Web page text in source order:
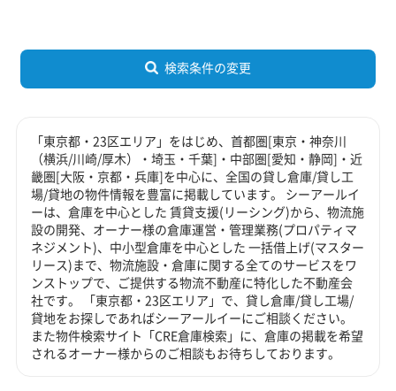
検索条件の変更
「東京都・23区エリア」をはじめ、首都圏[東京・神奈川
（横浜/川崎/厚木）・埼玉・千葉]・中部圏[愛知・静岡]・近
畿圏[大阪・京都・兵庫]を中心に、全国の貸し倉庫/貸し工
場/貸地の物件情報を豊富に掲載しています。 シーアールイ
ーは、倉庫を中心とした 賃貸支援(リーシング)から、物流施
設の開発、オーナー様の倉庫運営・管理業務(プロパティマ
ネジメント)、中小型倉庫を中心とした 一括借上げ(マスター
リース)まで、物流施設・倉庫に関する全てのサービスをワ
ンストップで、ご提供する物流不動産に特化した不動産会
社です。 「東京都・23区エリア」で、貸し倉庫/貸し工場/
貸地をお探しであればシーアールイーにご相談ください。
また物件検索サイト「CRE倉庫検索」に、倉庫の掲載を希望
されるオーナー様からのご相談もお待ちしております。